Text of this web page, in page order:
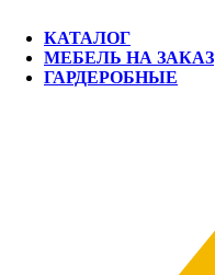
КАТАЛОГ
МЕБЕЛЬ НА ЗАКАЗ
ГАРДЕРОБНЫЕ